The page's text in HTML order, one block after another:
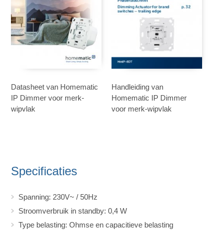
Datasheet van Homematic
IP Dimmer voor merk-
wipvlak
Handleiding van
Homematic IP Dimmer
voor merk-wipvlak
Specificaties
Spanning: 230V~ / 50Hz
Stroomverbruik in standby: 0,4 W
Type belasting: Ohmse en capacitieve belasting